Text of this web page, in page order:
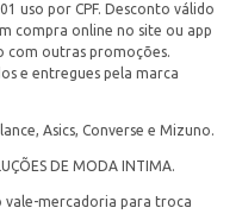
uso por CPF. Desconto válido
compra online no site ou app
com outras promoções.
e entregues pela marca
Asics, Converse e Mizuno.
DE MODA INTIMA.
vale-mercadoria para troca